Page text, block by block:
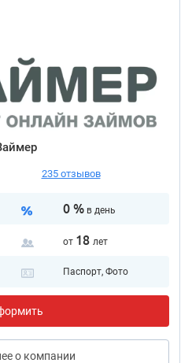
235 отзывов
0 %в день
от 18 лет
Паспорт, Фото
о компании